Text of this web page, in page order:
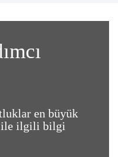
en büyük
ile ilgili bilgi